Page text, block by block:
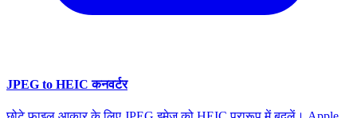
JPEG to HEIC कनवर्टर